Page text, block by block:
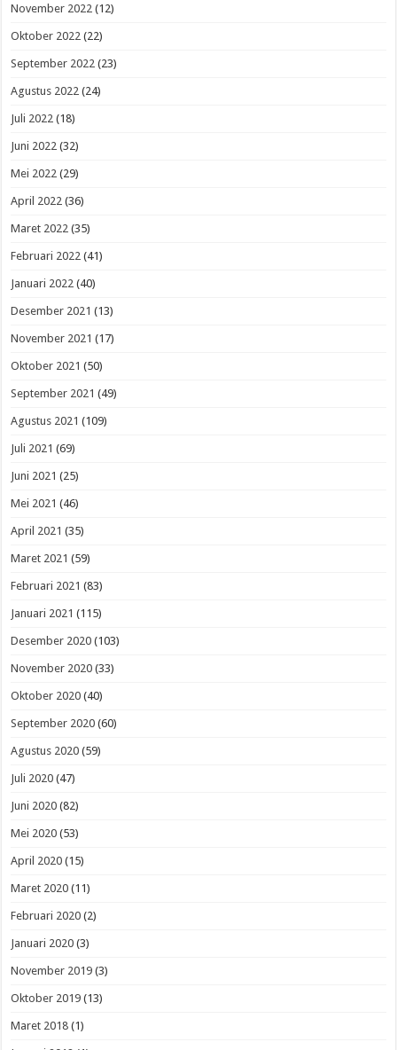
November 2022 (12)
Oktober 2022 (22)
September 2022 (23)
Agustus 2022 (24)
Juli 2022 (18)
Juni 2022 (32)
Mei 2022 (29)
April 2022 (36)
Maret 2022 (35)
Februari 2022 (41)
Januari 2022 (40)
Desember 2021 (13)
November 2021 (17)
Oktober 2021 (50)
September 2021 (49)
Agustus 2021 (109)
Juli 2021 (69)
Juni 2021 (25)
Mei 2021 (46)
April 2021 (35)
Maret 2021 (59)
Februari 2021 (83)
Januari 2021 (115)
Desember 2020 (103)
November 2020 (33)
Oktober 2020 (40)
September 2020 (60)
Agustus 2020 (59)
Juli 2020 (47)
Juni 2020 (82)
Mei 2020 (53)
April 2020 (15)
Maret 2020 (11)
Februari 2020 (2)
Januari 2020 (3)
November 2019 (3)
Oktober 2019 (13)
Maret 2018 (1)